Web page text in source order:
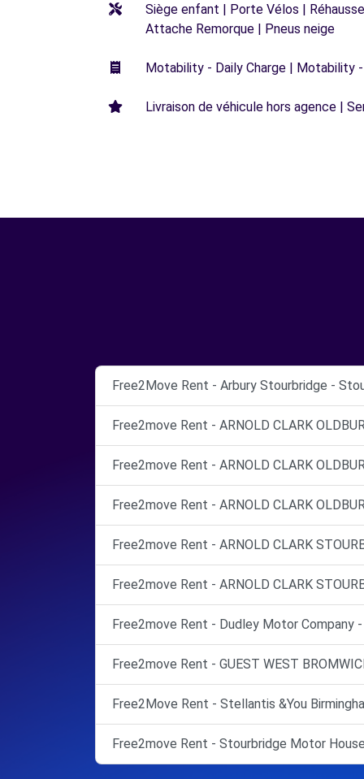
Siège enfant | Porte Vélos |
Attache Remorque | Pneus neige
Motability - Daily Charge | Motability
Livraison de véhicule hors agence |
Free2Move Rent - Arbury Stourbridge -
Free2move Rent - ARNOLD CLARK
Free2move Rent - ARNOLD CLARK
Free2move Rent - ARNOLD CLARK
Free2move Rent - ARNOLD CLARK
Free2move Rent - ARNOLD CLARK
Free2move Rent - Dudley Motor Company
Free2move Rent - GUEST WEST
Free2Move Rent - Stellantis &You
Free2move Rent - Stourbridge Motor